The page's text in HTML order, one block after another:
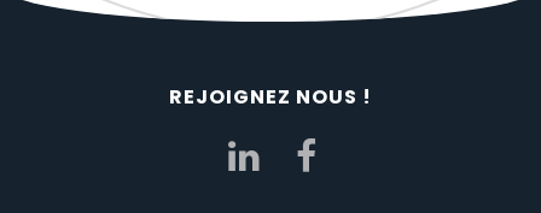
REJOIGNEZ NOUS !